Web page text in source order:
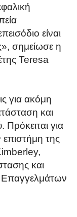
είναι
σημείωσε η
Teresa
για ακόμη
και
για
επιστήμη της
και
Επαγγελμάτων